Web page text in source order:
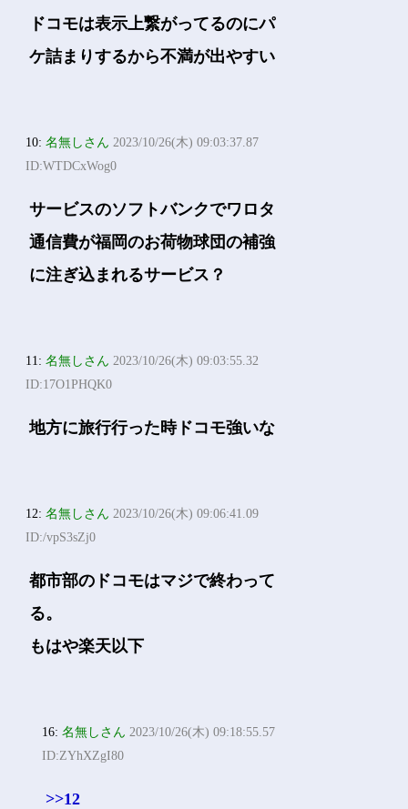
ドコモは表示上繋がってるのにパ
ケ詰まりするから不満が出やすい
10:名無しさん 2023/10/26(木) 09:03:37.87
ID:WTDCxWog0
サービスのソフトバンクでワロタ
通信費が福岡のお荷物球団の補強
に注ぎ込まれるサービス？
11:名無しさん 2023/10/26(木) 09:03:55.32
ID:17O1PHQK0
地方に旅行行った時ドコモ強いな
12:名無しさん 2023/10/26(木) 09:06:41.09
ID:/vpS3sZj0
都市部のドコモはマジで終わって
る。
もはや楽天以下
16:名無しさん 2023/10/26(木) 09:18:55.57
ID:ZYhXZgI80
>>12